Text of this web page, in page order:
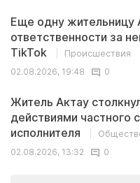
Еще одну жительницу
ответственности за
TikTok
Происшествия
02.08.2026, 19:48
0
Житель Актау
действиями частного
исполнителя
02.08.2026, 13:32
0